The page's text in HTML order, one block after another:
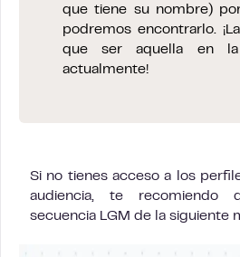
que tiene su nombre)
podremos encontrarlo.
que ser aquella en la
actualmente!
Si no tienes acceso a los
audiencia, te recomiendo
secuencia LGM de la siguiente